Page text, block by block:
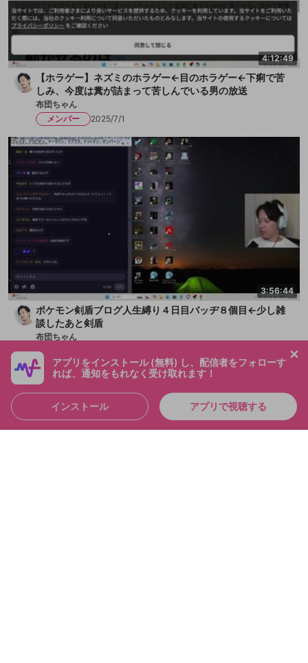
4:12:49
【ホラゲー】ネズミのホラゲー←目のホラゲー←下痢で苦
しみ、今度は糞が詰まって苦しんでいる男の放送
布団ちゃん
メンバー
2025/7/1
3:56:44
ポケモン剣盾ブログ人生縛り４日目バッヂ８個目←少し雑
談したあと剣盾
布団ちゃん
アプリをインストール (無料) し、配信者をフォローす
れば、通知をもれなく受け取れます！
インストール アプリで視聴する